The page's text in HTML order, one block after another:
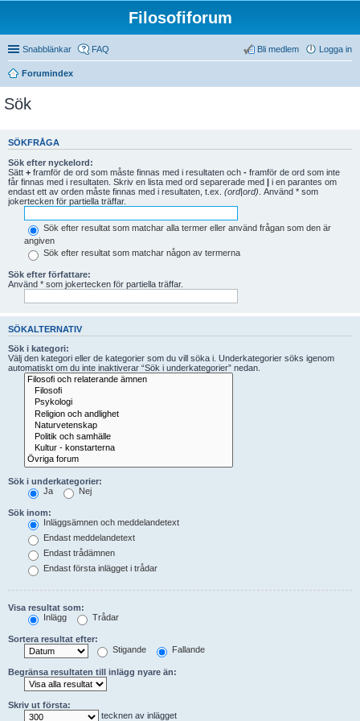
Filosofiforum
Snabblänkar FAQ Logga in
Bli medlem
Forumindex
Sök
SÖKFRÅGA
Sök efter nyckelord:
Sätt + framför de ord som måste finnas med i resultaten och - framför de ord som inte
får finnas med i resultaten. Skriv en lista med ord separerade med | i en parantes om
endast ett av orden måste finnas med i resultaten, t.ex. (ord|ord) . Använd * som
jokertecken för partiella träffar.
Sök efter resultat som matchar alla termer eller använd frågan som den är
angiven
Sök efter resultat som matchar någon av termerna
Sök efter författare:
Använd * som jokertecken för partiella träffar.
SÖKALTERNATIV
Sök i kategori:
Välj den kategori eller de kategorier som du vill söka i. Underkategorier söks igenom
automatiskt om du inte inaktiverar “Sök i underkategorier” nedan.
Sök i underkategorier:
Ja
Nej
Sök inom:
Inläggsämnen och meddelandetext
Endast meddelandetext
Endast trådämnen
Endast första inlägget i trådar
Visa resultat som:
Inlägg
Trådar
Sortera resultat efter:
Stigande
Fallande
Begränsa resultaten till inlägg nyare än:
Skriv ut första:
tecknen av inlägget